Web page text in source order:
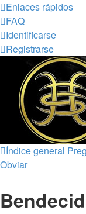
Enlaces rápidos
FAQ
Identificarse
Registrarse
Índice general
Obviar